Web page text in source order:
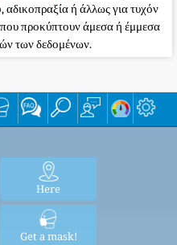
αδικοπραξία ή άλλως για τυχόν
που προκύπτουν άμεσα ή έμμεσα
των δεδομένων.
Here
Get a mask!